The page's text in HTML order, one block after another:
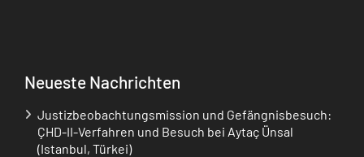
Neueste Nachrichten
Justizbeobachtungsmission und Gefängnisbesuch:
ÇHD-II-Verfahren und Besuch bei Aytaç Ünsal
(Istanbul, Türkei)